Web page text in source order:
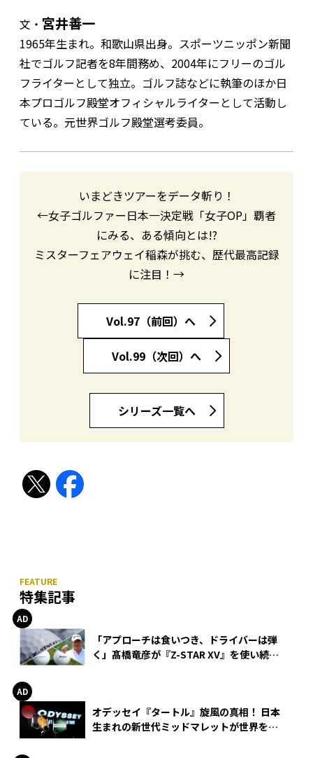
文・ 宮井善一
1965年生まれ。和歌山県出身。スポーツニッポン新聞
社でゴルフ記者を8年間務め、2004年にフリーのゴル
フライターとして独立。ゴルフ誌などに執筆のほか日
本プロゴルフ殿堂オフィシャルライターとして活動し
ている。元世界ゴルフ殿堂選考委員。
いまどきツアーをデータ斬り！
←女子ゴルファー日本一決定戦「女子OP」覇者
にみる、ある傾向とは!?
ミスターフェアウェイ稲森が挑む、歴代最高記録
に注目！→
Vol.97（前回）へ
Vol.99（次回）へ
シリーズ一覧へ
特集記事
「アプローチは食いつき、ドライバーは弾
く」髙橋竜彦が『Z-STAR XV』を使い続け
オデッセイ『タートル』旋風の真相！ 日本
生まれの新世代ミッドマレットが世界を席